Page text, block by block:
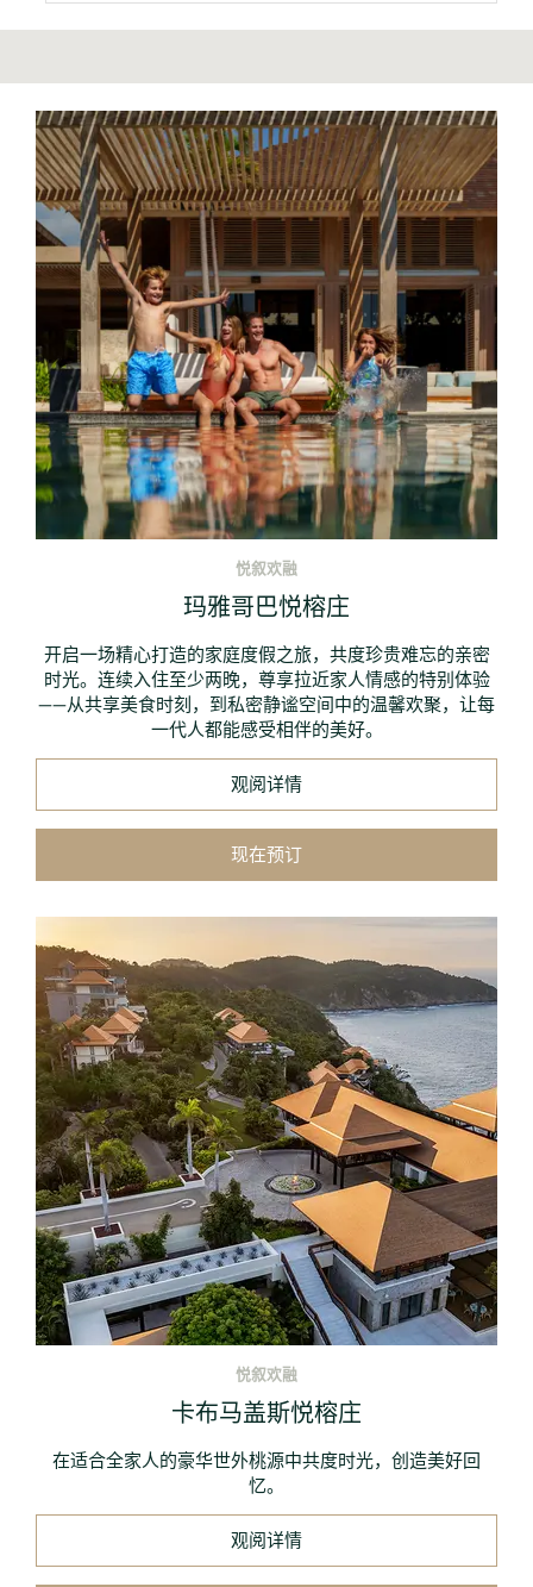
悦叙欢融
玛雅哥巴悦榕庄
开启一场精心打造的家庭度假之旅，共度珍贵难忘的亲密
时光。连续入住至少两晚，尊享拉近家人情感的特别体验
——从共享美食时刻，到私密静谧空间中的温馨欢聚，让每
一代人都能感受相伴的美好。
观阅详情
现在预订
悦叙欢融
卡布马盖斯悦榕庄
在适合全家人的豪华世外桃源中共度时光，创造美好回
忆。
观阅详情